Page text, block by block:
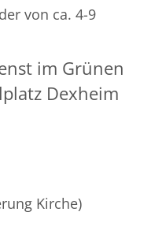
von ca. 4-9
im Grünen
Dexheim
Kirche)